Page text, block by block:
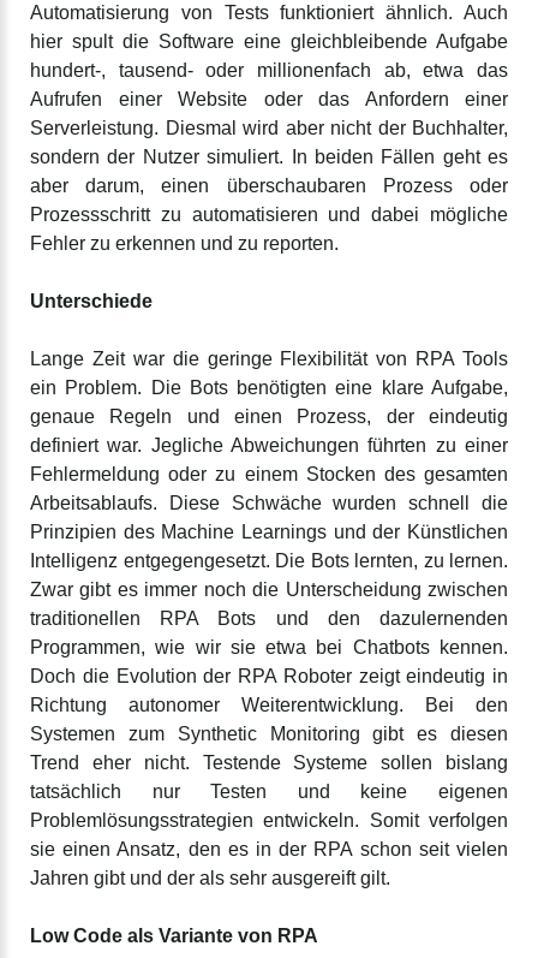
Automatisierung von Tests funktioniert ähnlich. Auch
hier spult die Software eine gleichbleibende Aufgabe
hundert-, tausend- oder millionenfach ab, etwa das
Aufrufen einer Website oder das Anfordern einer
Serverleistung. Diesmal wird aber nicht der Buchhalter,
sondern der Nutzer simuliert. In beiden Fällen geht es
aber darum, einen überschaubaren Prozess oder
Prozessschritt zu automatisieren und dabei mögliche
Fehler zu erkennen und zu reporten.
Unterschiede
Lange Zeit war die geringe Flexibilität von RPA Tools
ein Problem. Die Bots benötigten eine klare Aufgabe,
genaue Regeln und einen Prozess, der eindeutig
definiert war. Jegliche Abweichungen führten zu einer
Fehlermeldung oder zu einem Stocken des gesamten
Arbeitsablaufs. Diese Schwäche wurden schnell die
Prinzipien des Machine Learnings und der Künstlichen
Intelligenz entgegengesetzt. Die Bots lernten, zu lernen.
Zwar gibt es immer noch die Unterscheidung zwischen
traditionellen RPA Bots und den dazulernenden
Programmen, wie wir sie etwa bei Chatbots kennen.
Doch die Evolution der RPA Roboter zeigt eindeutig in
Richtung autonomer Weiterentwicklung. Bei den
Systemen zum Synthetic Monitoring gibt es diesen
Trend eher nicht. Testende Systeme sollen bislang
tatsächlich nur Testen und keine eigenen
Problemlösungsstrategien entwickeln. Somit verfolgen
sie einen Ansatz, den es in der RPA schon seit vielen
Jahren gibt und der als sehr ausgereift gilt.
Low Code als Variante von RPA